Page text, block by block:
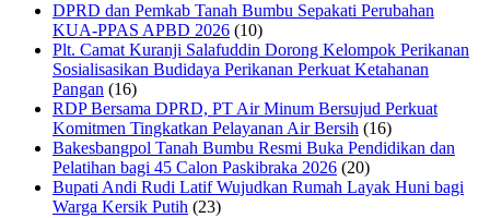
DPRD dan Pemkab Tanah Bumbu Sepakati Perubahan
KUA-PPAS APBD 2026 (10)
Plt. Camat Kuranji Salafuddin Dorong Kelompok Perikanan
Sosialisasikan Budidaya Perikanan Perkuat Ketahanan
Pangan (16)
RDP Bersama DPRD, PT Air Minum Bersujud Perkuat
Komitmen Tingkatkan Pelayanan Air Bersih (16)
Bakesbangpol Tanah Bumbu Resmi Buka Pendidikan dan
Pelatihan bagi 45 Calon Paskibraka 2026 (20)
Bupati Andi Rudi Latif Wujudkan Rumah Layak Huni bagi
Warga Kersik Putih (23)